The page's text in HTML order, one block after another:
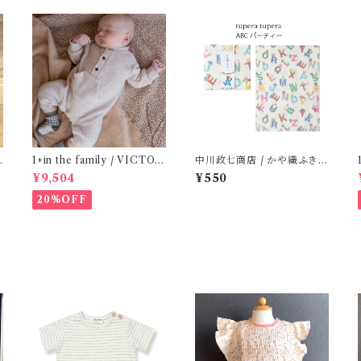
1+in the family / VICTOR
( 12m )
¥9,504
20%OFF
中川政七商店 / かや織ふきん
( tupera tupera ABCパー
ティー)
¥550